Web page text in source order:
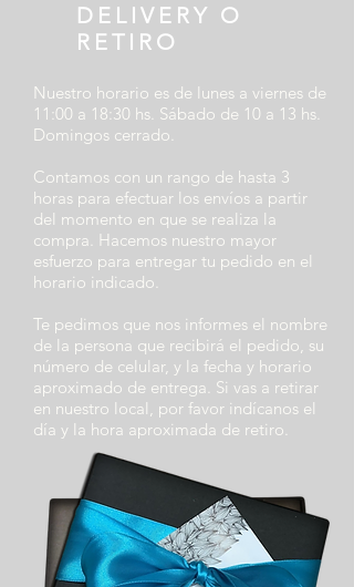
DELIVERY O
RETIRO
Nuestro horario es de lunes a viernes de
11:00 a 18:30 hs. Sábado de 10 a 13 hs.
Domingos cerrado.
Contamos con un rango de hasta 3
horas para efectuar los envíos a partir
del momento en que se realiza la
compra. Hacemos nuestro mayor
esfuerzo para entregar tu pedido en el
horario indicado.
Te pedimos que nos informes el nombre
de la persona que recibirá el pedido, su
número de celular, y la fecha y horario
aproximado de entrega. Si vas a retirar
en nuestro local, por favor indícanos el
día y la hora aproximada de retiro.